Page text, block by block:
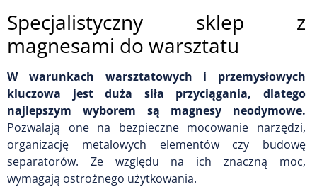
Specjalistyczny sklep z
magnesami do warsztatu
W warunkach warsztatowych i przemysłowych
kluczowa jest duża siła przyciągania, dlatego
najlepszym wyborem są magnesy neodymowe.
Pozwalają one na bezpieczne mocowanie narzędzi,
organizację metalowych elementów czy budowę
separatorów. Ze względu na ich znaczną moc,
wymagają ostrożnego użytkowania.